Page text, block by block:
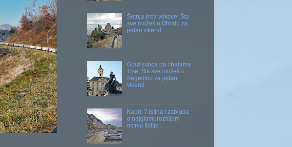
Šetnja kroz vekove: Šta
sve možeš u Ohridu za
jedan vikend
Grad sunca na obalama
Tise: Šta sve možeš u
Segedinu za jedan
vikend
Kapri: 7 istina i zabluda
o najglamuroznijem
ostrvu Italije